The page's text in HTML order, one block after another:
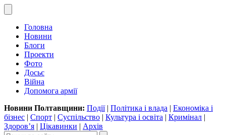
Головна
Новини
Блоги
Проекти
Фото
Досьє
Війна
Допомога армії
Новини Полтавщини: Події| Політика і влада | Економіка і
бізнес | Спорт | Суспільство | Культура і освіта | Кримінал |
Здоров’я | Цікавинки | Архів